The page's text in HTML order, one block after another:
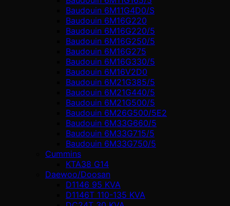
Baudouin 6M11G4D0/S
Baudouin 6M16G220
Baudouin 6M16G220/5
Baudouin 6M16G250/5
Baudouin 6M16G275
Baudouin 6M16G330/5
Baudouin 6M16V2D0
Baudouin 6M21G385/5
Baudouin 6M21G440/5
Baudouin 6M21G500/5
Baudouin 6M26G500/5E2
Baudouin 6M33G660/5
Baudouin 6M33G715/5
Baudouin 6M33G750/5
Cummins
KTA38 G14
Daewoo/Doosan
D1146 95 KVA
D1146T 110-135 KVA